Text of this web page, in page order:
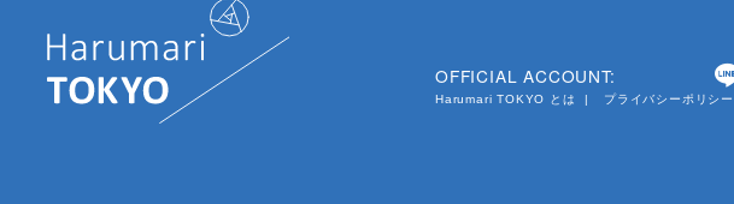
OFFICIAL ACCOUNT:
Harumari TOKYO とは プライバシーポリシー